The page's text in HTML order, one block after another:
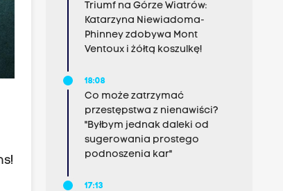
Triumf na Górze Wiatrów:
Katarzyna Niewiadoma-
Phinney zdobywa Mont
Ventoux i żółtą koszulkę!
18:08
Co może zatrzymać
przestępstwa z nienawiści?
"Byłbym jednak daleki od
sugerowania prostego
podnoszenia kar"
17:13